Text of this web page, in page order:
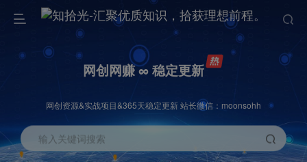
网创网赚 ∞ 稳定更新
网创资源&实战项目&365天稳定更新 站长微信：moonsohh
输入关键词搜索